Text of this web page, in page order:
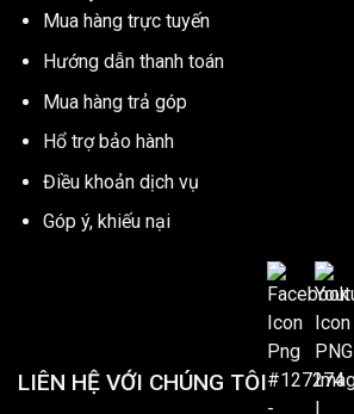
Mua hàng trực tuyến
Hướng dẫn thanh toán
Mua hàng trả góp
Hổ trợ bảo hành
Điều khoản dịch vụ
Góp ý, khiếu nại
LIÊN HỆ VỚI CHÚNG TÔI